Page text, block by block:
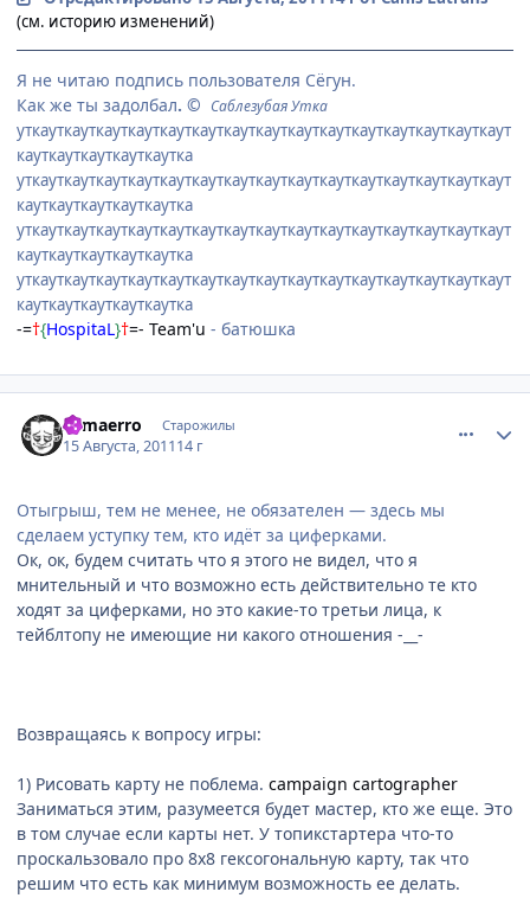
(см. историю изменений)
Я не читаю подпись пользователя Сёгун.
Как же ты задолбал. © Саблезубая Утка
уткауткауткауткауткауткауткауткауткауткауткауткауткауткауткаут
кауткауткауткауткаутка
уткауткауткауткауткауткауткауткауткауткауткауткауткауткауткаут
кауткауткауткауткаутка
уткауткауткауткауткауткауткауткауткауткауткауткауткауткауткаут
кауткауткауткауткаутка
уткауткауткауткауткауткауткауткауткауткауткауткауткауткауткаут
кауткауткауткауткаутка
-=†{HospitaL}†=- Team'u - батюшка
Samaerro Старожилы
15 Августа, 201114 г
Отыгрыш, тем не менее, не обязателен — здесь мы
сделаем уступку тем, кто идёт за циферками.
Ок, ок, будем считать что я этого не видел, что я
мнительный и что возможно есть действительно те кто
ходят за циферками, но это какие-то третьи лица, к
тейблтопу не имеющие ни какого отношения -__-
Возвращаясь к вопросу игры:
1) Рисовать карту не поблема. campaign cartographer
Заниматься этим, разумеется будет мастер, кто же еще. Это
в том случае если карты нет. У топикстартера что-то
проскальзовало про 8х8 гексогональную карту, так что
решим что есть как минимум возможность ее делать.